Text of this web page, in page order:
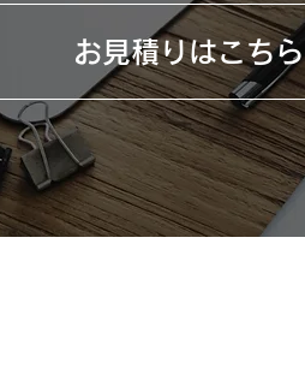
お見積りはこちら